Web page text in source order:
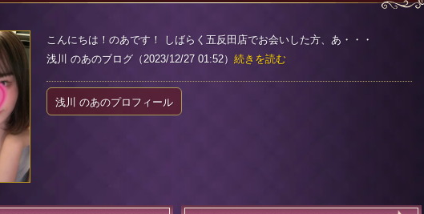
こんにちは！のあです！ しばらく五反田店でお会いした方、あ・・・
浅川 のあのブログ（2023/12/27 01:52） 続きを読む
浅川 のあのプロフィール